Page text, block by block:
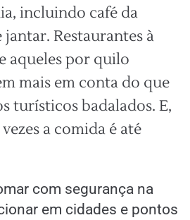
incluindo café da
Restaurantes à
aqueles por quilo
mais em conta do que
turísticos badalados. E,
a comida é até
com segurança na
em cidades e pontos